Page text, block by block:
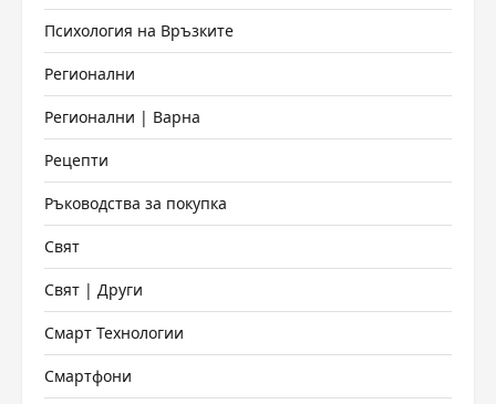
Психология на Връзките
Регионални
Регионални | Варна
Рецепти
Ръководства за покупка
Свят
Свят | Други
Смарт Технологии
Смартфони